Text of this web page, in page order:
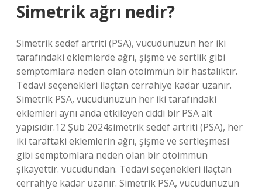
Simetrik ağrı nedir?
Simetrik sedef artriti (PSA), vücudunuzun her iki
tarafındaki eklemlerde ağrı, şişme ve sertlik gibi
semptomlara neden olan otoimmün bir hastalıktır.
Tedavi seçenekleri ilaçtan cerrahiye kadar uzanır.
Simetrik PSA, vücudunuzun her iki tarafındaki
eklemleri aynı anda etkileyen ciddi bir PSA alt
yapısıdır.12 Şub 2024simetrik sedef artriti (PSA), her
iki taraftaki eklemlerin ağrı, şişme ve sertleşmesi
gibi semptomlara neden olan bir otoimmün
şikayettir. vücudundan. Tedavi seçenekleri ilaçtan
cerrahiye kadar uzanır. Simetrik PSA, vücudunuzun